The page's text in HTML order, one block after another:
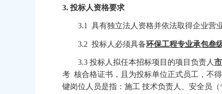
3. 投标人资格要求
3.1 具有独立法人资格并依法取得企业营
3.2 投标人必须具备环保工程专业承包叁
3.3 投标人拟任本招标项目的项目负责人
考 核合格证书，且为投标单位正式员工，不
键岗位人员是指：施工 技术负责人、安全员